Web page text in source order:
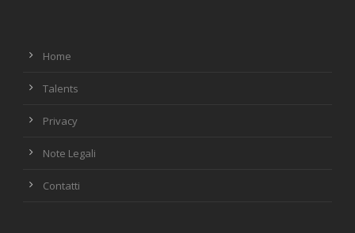
Home
Talents
Privacy
Note Legali
Contatti